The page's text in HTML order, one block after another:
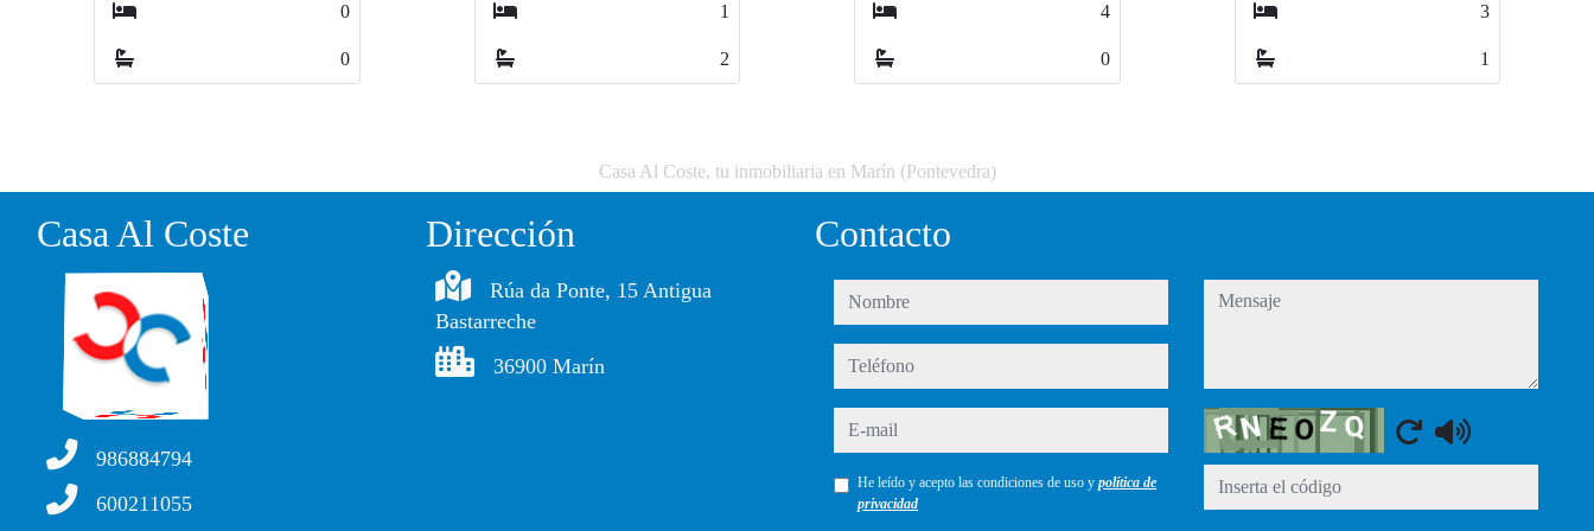
1
2
4
0
3
1
4
1
1
2
4
0
3
1
4
1
Casa Al Coste, tu inmobiliaria en Marín (Pontevedra)
Casa Al Coste
986884794
600211055
Dirección
Rúa da Ponte, 15 Antigua
Bastarreche
36900 Marín
Contacto
nombre
teléfono
e-mail
He leído y acepto las condiciones de uso y política de
privacidad
mensaje
Captcha